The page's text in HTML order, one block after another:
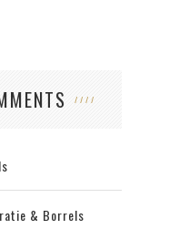
& Borrels